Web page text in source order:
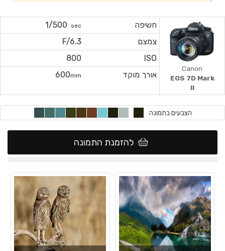
חשיפה sec
1/500
צמצם
F/6.3
ISO
800
אורך מוקד
600mm
Canon
EOS 7D Mark
II
הצבעים בתמונה
להזמנת התמונה